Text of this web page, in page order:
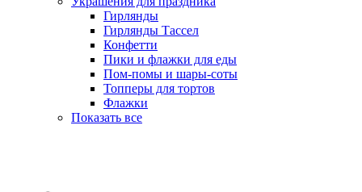
Гирлянды
Гирлянды Тассел
Конфетти
Пики и флажки для еды
Пом-помы и шары-соты
Топперы для тортов
Флажки
Показать все